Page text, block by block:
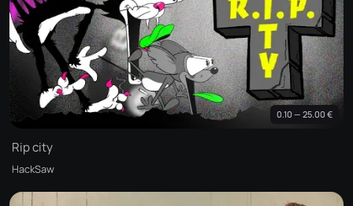
0.10 — 25.00 €
Rip city
HackSaw